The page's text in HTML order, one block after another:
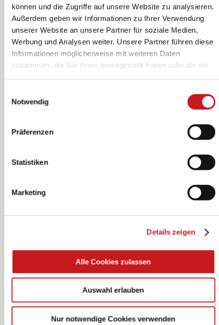
können und die Zugriffe auf unsere Website zu analysieren.
Außerdem geben wir Informationen zu Ihrer Verwendung
unserer Website an unsere Partner für soziale Medien,
Werbung und Analysen weiter. Unsere Partner führen diese
Informationen möglicherweise mit weiteren Daten
zusammen, die Sie ihnen bereitgestellt haben oder die sie
mehr darüber, wer wir sind, wie Sie uns kontaktieren
können und wie wir personenbezogene Daten verarbeiten.
Notwendig
Präferenzen
Statistiken
Marketing
Details zeigen
Alle Cookies zulassen
Auswahl erlauben
Nur notwendige Cookies verwenden
3D-Klebepads |
3×3×3 mm,
weiß, 961 Stück
Abstandsband |
weiß
10 mm,
transparent, 48
Stück